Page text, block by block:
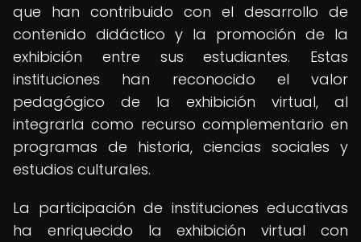
que han contribuido con el desarrollo de
contenido didáctico y la promoción de la
exhibición entre sus estudiantes. Estas
instituciones han reconocido el valor
pedagógico de la exhibición virtual, al
integrarla como recurso complementario en
programas de historia, ciencias sociales y
estudios culturales.
La participación de instituciones educativas
ha enriquecido la exhibición virtual con